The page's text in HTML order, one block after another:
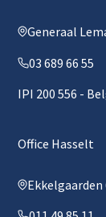
Generaal
03 689 66 55
IPI 200 556 -
Office Hasselt
Ekkelgaarden